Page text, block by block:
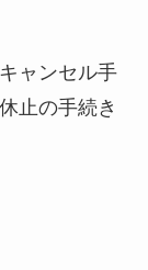
ャンセル手
止の手続き